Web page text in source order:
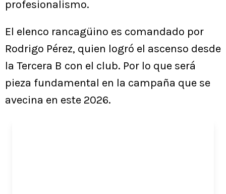
profesionalismo.
El elenco rancagüino es comandado por
Rodrigo Pérez, quien logró el ascenso desde
la Tercera B con el club. Por lo que será
pieza fundamental en la campaña que se
avecina en este 2026.